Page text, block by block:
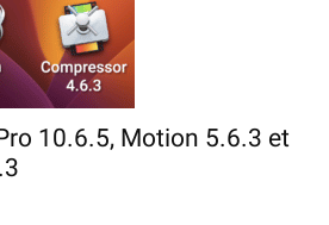
10.6.5, Motion 5.6.3 et